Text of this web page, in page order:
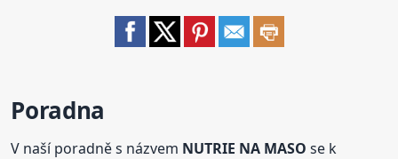
Poradna
V naší poradně s názvem NUTRIE NA MASO se k